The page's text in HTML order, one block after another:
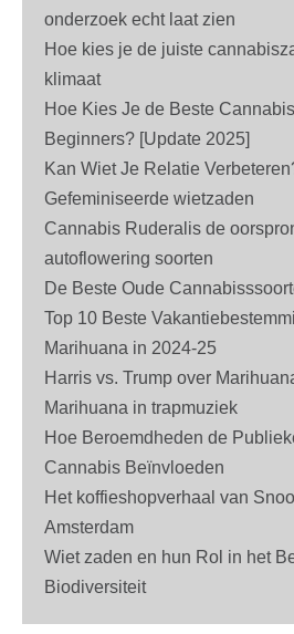
onderzoek echt laat zien
Hoe kies je de juiste
klimaat
Hoe Kies Je de Beste
Beginners? [Update 2025]
Kan Wiet Je Relatie
Gefeminiseerde wietzaden
Cannabis Ruderalis de
autoflowering soorten
De Beste Oude
Top 10 Beste
Marihuana in 2024-25
Harris vs. Trump over
Marihuana in trapmuziek
Hoe Beroemdheden de
Cannabis Beïnvloeden
Het koffieshopverhaal van
Amsterdam
Wiet zaden en hun Rol in het
Biodiversiteit